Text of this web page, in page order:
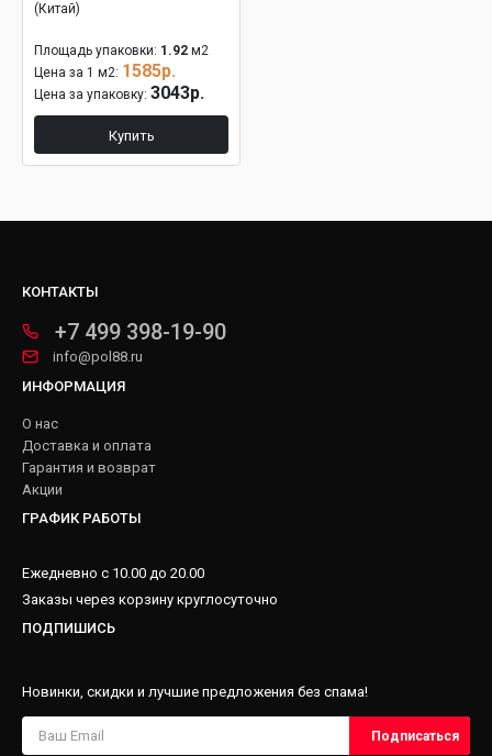
(Китай)
Площадь упаковки: 1.92 м2
Цена за 1 м2: 1585р.
Цена за упаковку: 3043р.
Купить
КОНТАКТЫ
+7 499 398-19-90
info@pol88.ru
ИНФОРМАЦИЯ
О нас
Доставка и оплата
Гарантия и возврат
Акции
ГРАФИК РАБОТЫ
Ежедневно с 10.00 до 20.00
Заказы через корзину круглосуточно
ПОДПИШИСЬ
Новинки, скидки и лучшие предложения без спама!